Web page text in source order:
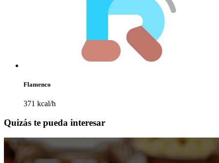
Flamenco
371 kcal/h
Quizás te pueda interesar